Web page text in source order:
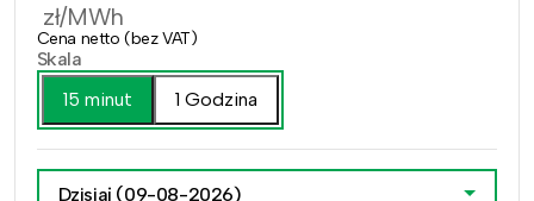
zł/MWh
Cena netto (bez VAT)
Skala
15 minut
1 Godzina
Dzisiaj (09-08-2026)